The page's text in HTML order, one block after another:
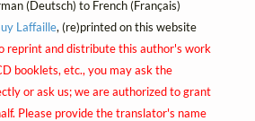
(Deutsch) to French (Français)
Laffaille, (re)printed on this website
reprint and distribute this author's work
booklets, etc., you may ask the
or ask us; we are authorized to grant
Please provide the translator's name